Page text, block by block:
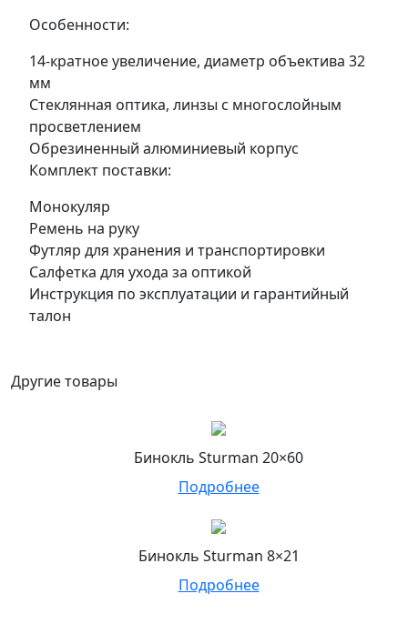
Особенности:
14-кратное увеличение, диаметр объектива 32
мм
Стеклянная оптика, линзы с многослойным
просветлением
Обрезиненный алюминиевый корпус
Комплект поставки:
Монокуляр
Ремень на руку
Футляр для хранения и транспортировки
Салфетка для ухода за оптикой
Инструкция по эксплуатации и гарантийный
талон
Другие товары
Бинокль Sturman 20×60
Подробнее
Бинокль Sturman 8×21
Подробнее